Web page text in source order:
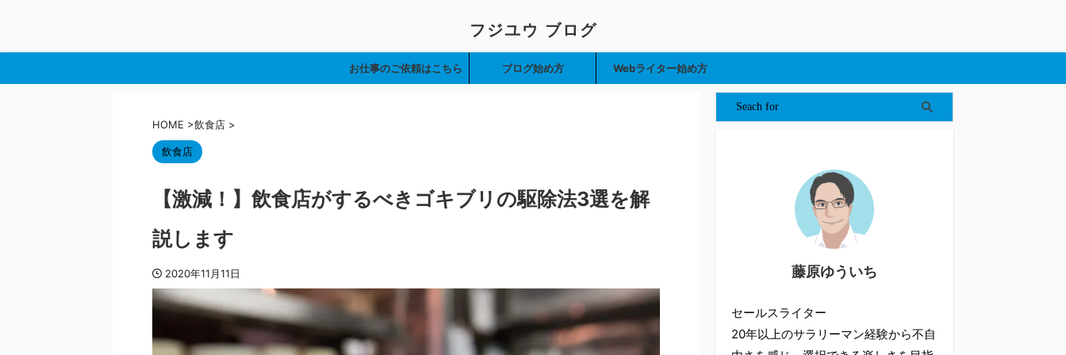
フジユウ ブログ
お仕事のご依頼はこちら ブログ始め方 Webライター始め方
HOME >飲食店 >
飲食店
【激減！】飲食店がするべきゴキブリの駆除法3選を解
説します
2020年11月11日 藤原ゆういち
セールスライター
20年以上のサラリーマン経験から不自